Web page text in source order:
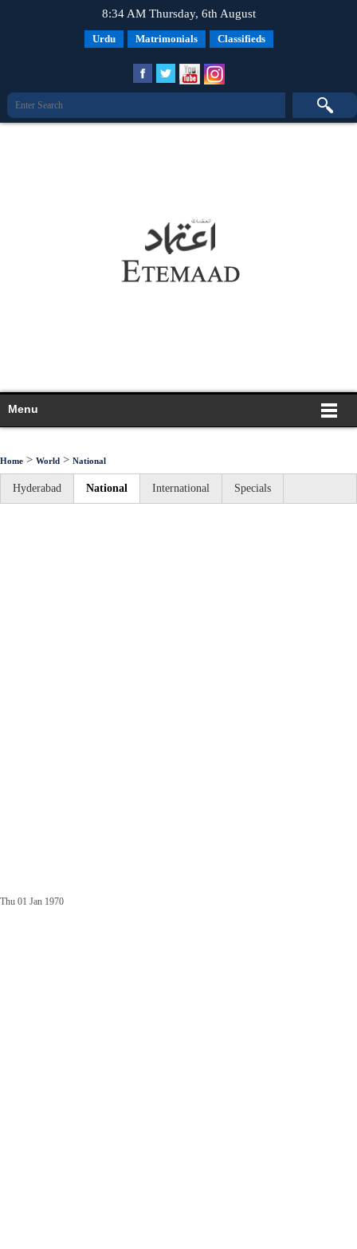
8:34 AM Thursday, 6th August
Urdu Matrimonials Classifieds
Menu
Home > World > National
Hyderabad National International Specials
Thu 01 Jan 1970